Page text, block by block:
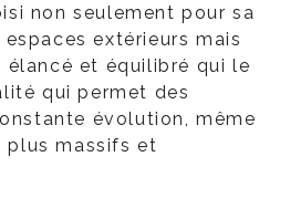
non seulement pour sa
extérieurs mais
élancé et équilibré qui le
qui permet des
évolution, même
plus massifs et